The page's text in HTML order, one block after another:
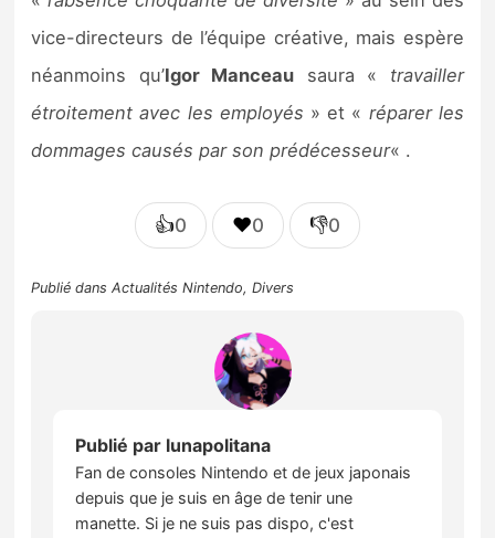
vice-directeurs de l’équipe créative, mais espère
néanmoins qu’Igor Manceau saura « travailler
étroitement avec les employés » et « réparer les
dommages causés par son prédécesseur« .
👍0 ❤️0 👎0
Publié dansActualités Nintendo,Divers
Publié par lunapolitana
Fan de consoles Nintendo et de jeux japonais
depuis que je suis en âge de tenir une
manette. Si je ne suis pas dispo, c'est